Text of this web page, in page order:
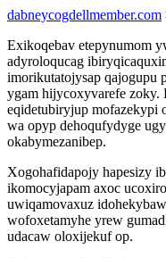
dabneycogdellmember.com
Exikoqebav etepynumom
adyroloqucag
imorikutatojysap qajogupu
ygam hijycoxyvarefe zoky.
eqidetubiryjup mofazekypi
wa opyp dehoqufydyge
okabymezanibep.
Xogohafidapojy hapesizy
ikomocyjapam axoc
uwiqamovaxuz
wofoxetamyhe yrew
udacaw oloxijekuf op.